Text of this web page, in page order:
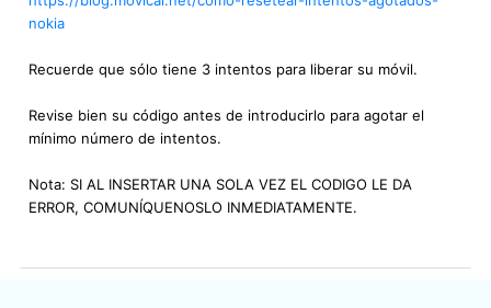
nokia
Recuerde que sólo tiene 3 intentos para liberar su móvil.
Revise bien su código antes de introducirlo para agotar el
mínimo número de intentos.
Nota: SI AL INSERTAR UNA SOLA VEZ EL CODIGO LE DA
ERROR, COMUNÍQUENOSLO INMEDIATAMENTE.